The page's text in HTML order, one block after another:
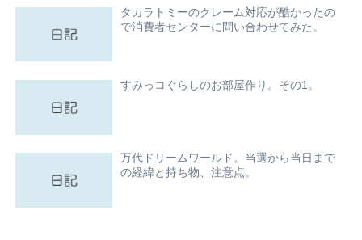
タカラトミーのクレーム対応が酷かったの
で消費者センターに問い合わせてみた。
すみっコぐらしのお部屋作り。その1。
万代ドリームワールド。当選から当日まで
の経緯と持ち物、注意点。